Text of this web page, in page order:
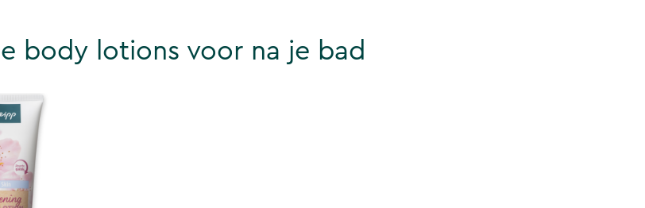
body lotions voor na je bad